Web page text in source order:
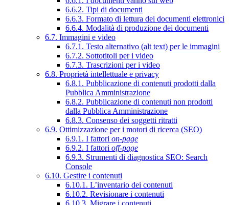
6.6.2. Tipi di documenti
6.6.3. Formato di lettura dei documenti elettronici
6.6.4. Modalità di produzione dei documenti
6.7. Immagini e video
6.7.1. Testo alternativo (alt text) per le immagini
6.7.2. Sottotitoli per i video
6.7.3. Trascrizioni per i video
6.8. Proprietà intellettuale e privacy
6.8.1. Pubblicazione di contenuti prodotti dalla
Pubblica Amministrazione
6.8.2. Pubblicazione di contenuti non prodotti
dalla Pubblica Amministrazione
6.8.3. Consenso dei soggetti ritratti
6.9. Ottimizzazione per i motori di ricerca (SEO)
6.9.1. I fattori on-page
6.9.2. I fattori off-page
6.9.3. Strumenti di diagnostica SEO: Search
Console
6.10. Gestire i contenuti
6.10.1. L’inventario dei contenuti
6.10.2. Revisionare i contenuti
6.10.3. Migrare i contenuti